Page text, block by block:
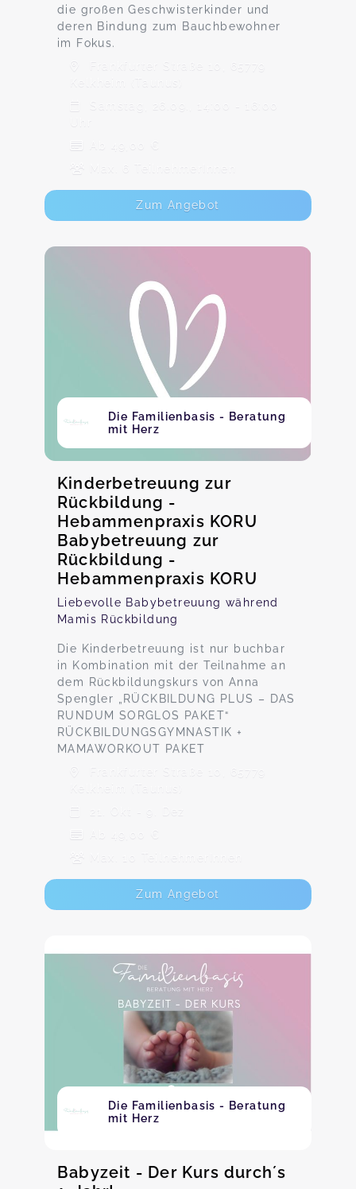
die großen Geschwisterkinder und
deren Bindung zum Bauchbewohner
im Fokus.
Frankfurter Straße 10, 65779
Kelkheim (Taunus)
Samstag, 26.09., 14:00 - 16:00
Ab 49,00 €
Max. 6 TeilnehmerInnen
Zum Angebot
Die Familienbasis - Beratung
mit Herz
Kinderbetreuung zur
Rückbildung -
Hebammenpraxis KORU
Babybetreuung zur
Rückbildung -
Hebammenpraxis KORU
Liebevolle Babybetreuung während
Mamis Rückbildung
Die Kinderbetreuung ist nur buchbar
in Kombination mit der Teilnahme an
dem Rückbildungskurs von Anna
Spengler „RÜCKBILDUNG PLUS – DAS
RUNDUM SORGLOS PAKET“
RÜCKBILDUNGSGYMNASTIK +
MAMAWORKOUT PAKET
Frankfurter Straße 10, 65779
Kelkheim (Taunus)
21. Okt - 9. Dez
Ab 49,00 €
Max. 10 TeilnehmerInnen
Zum Angebot
Die Familienbasis - Beratung
mit Herz
Babyzeit - Der Kurs durch´s